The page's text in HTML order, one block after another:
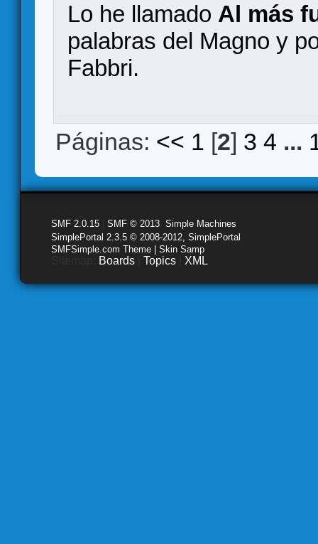
Lo he llamado Al más
palabras del Magno y
Fabbri.
Páginas: << 1 [2] 3 4 ...
SMF 2.0.15 SMF © 2013 Simple Machines
SimplePortal 2.3.5 © 2008-2012, SimplePortal
SMFSimple.com Theme | Skin Samp
Boards Topics XML